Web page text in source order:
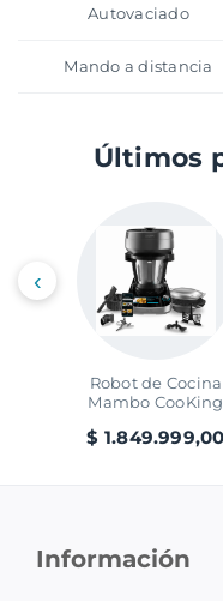
Autovaciado
Mando a distancia
Últimos
‹
Robot de Cocina
Mambo CooKing
$ 1.849.999,00
Información